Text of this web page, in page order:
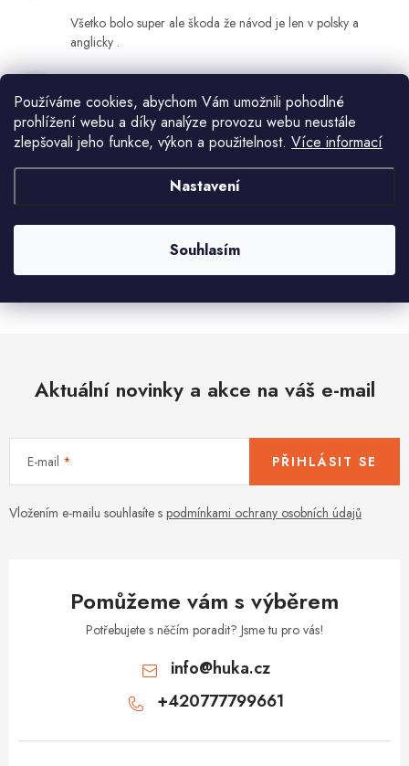
Používáme cookies, abychom Vám umožnili pohodlné
prohlížení webu a díky analýze provozu webu neustále
zlepšovali jeho funkce, výkon a použitelnost. Více informací
Nastavení
Souhlasím
Všetko bolo super ale škoda že návod je len v polsky a
anglicky .
5.8.2026
Velmi rychlé odeslání. Spokojenost
HELENA MINAŘÍKOVÁ
Zobrazit další hodnocení
Aktuální novinky a akce na váš e-mail
E-mail
Vložením e-mailu souhlasíte s podmínkami ochrany osobních údajů
PŘIHLÁSIT SE
Pomůžeme vám s výběrem
Potřebujete s něčím poradit? Jsme tu pro vás!
info@huka.cz
+420777799661